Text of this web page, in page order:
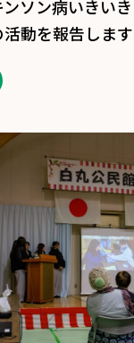
ソン病いきいき
動を報告します